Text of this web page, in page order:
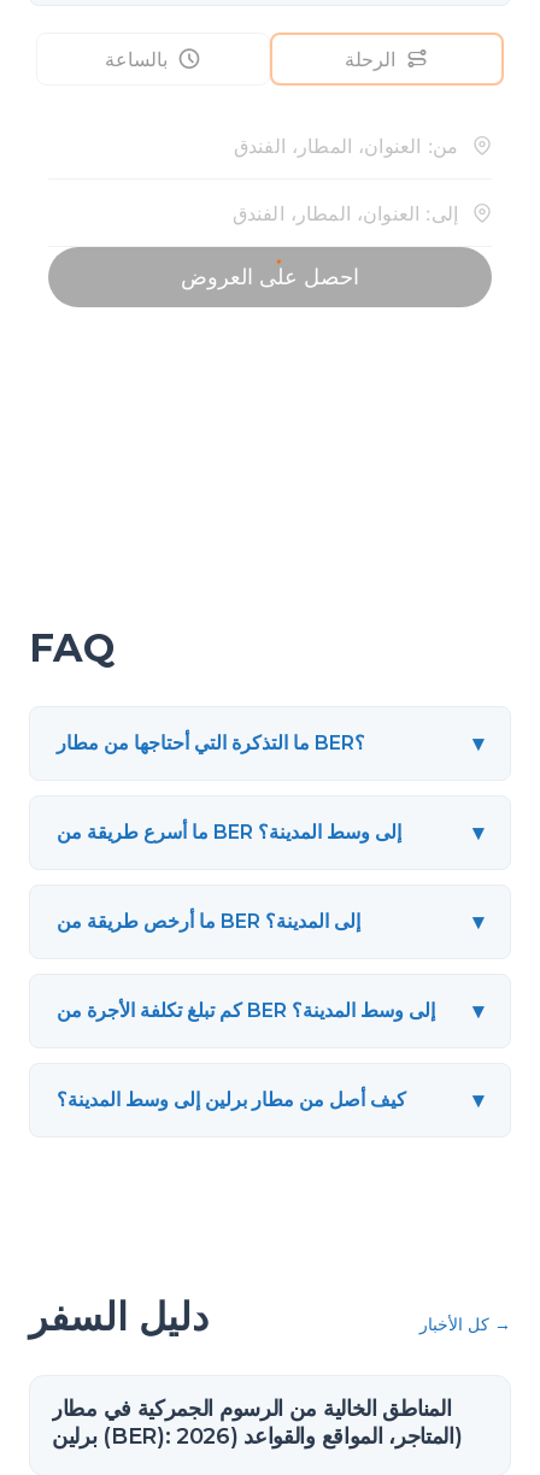
FAQ
ما التذكرة التي أحتاجها من مطار BER؟ ▾
ما أسرع طريقة من BER إلى وسط المدينة؟ ▾
ما أرخص طريقة من BER إلى المدينة؟ ▾
كم تبلغ تكلفة الأجرة من BER إلى وسط المدينة؟ ▾
كيف أصل من مطار برلين إلى وسط المدينة؟ ▾
دليل السفر كل الأخبار →
المناطق الخالية من الرسوم الجمركية في مطار
برلين (BER): المتاجر، المواقع والقواعد (2026)